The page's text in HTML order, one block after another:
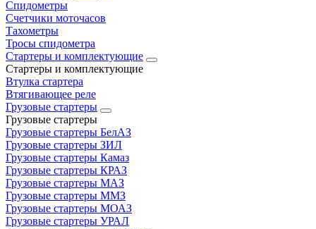
Спидометры
Счетчики моточасов
Тахометры
Тросы спидометра
Стартеры и комплектующие
Стартеры и комплектующие
Втулка стартера
Втягивающее реле
Грузовые стартеры
Грузовые стартеры
Грузовые стартеры БелАЗ
Грузовые стартеры ЗИЛ
Грузовые стартеры Камаз
Грузовые стартеры КРАЗ
Грузовые стартеры МАЗ
Грузовые стартеры ММЗ
Грузовые стартеры МОАЗ
Грузовые стартеры УРАЛ